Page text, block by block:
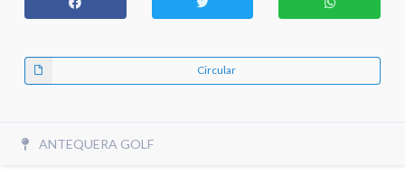
Circular
ANTEQUERA GOLF